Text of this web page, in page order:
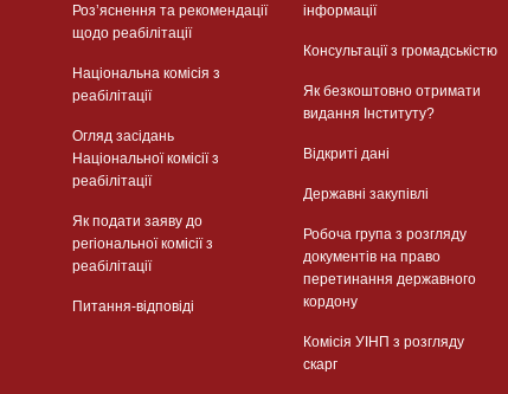
Розʼяснення та рекомендації
щодо реабілітації
Національна комісія з
реабілітації
Огляд засідань
Національної комісії з
реабілітації
Як подати заяву до
регіональної комісії з
реабілітації
Питання-відповіді
інформації
Консультації з громадськістю
Як безкоштовно отримати
видання Інституту?
Відкриті дані
Державні закупівлі
Робоча група з розгляду
документів на право
перетинання державного
кордону
Комісія УІНП з розгляду
скарг